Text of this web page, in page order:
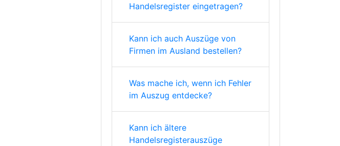
Handelsregister eingetragen?
Kann ich auch Auszüge von
Firmen im Ausland bestellen?
Was mache ich, wenn ich Fehler
im Auszug entdecke?
Kann ich ältere
Handelsregisterauszüge